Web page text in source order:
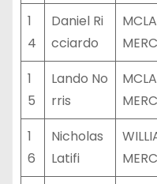
1
4
Daniel Ri
cciardo
1
5
Lando No
rris
1
6
Nicholas
Latifi